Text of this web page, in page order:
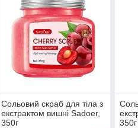
Сольовий скраб для тіла з
екстрактом вишні Sadoer,
350г
350г